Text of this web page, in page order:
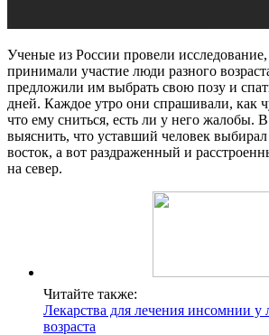
Ученые из России провели
принимали участие люди разного
предложили им выбрать свою позу и
дней. Каждое утро они спрашивали, как
что ему сниться, есть ли у него жалобы. В
выяснить, что уставший человек
восток, а вот раздраженный и
на север.
Читайте также:
Лекарства для лечения инсомнии у
возраста